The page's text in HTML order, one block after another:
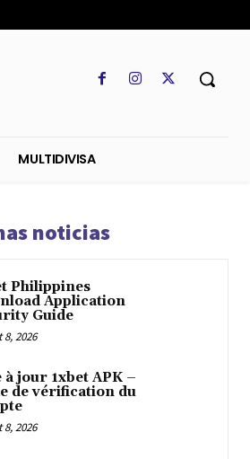
noticias
Philippines
Application
Guide
2026
à jour 1xbet APK –
de vérification du
2026